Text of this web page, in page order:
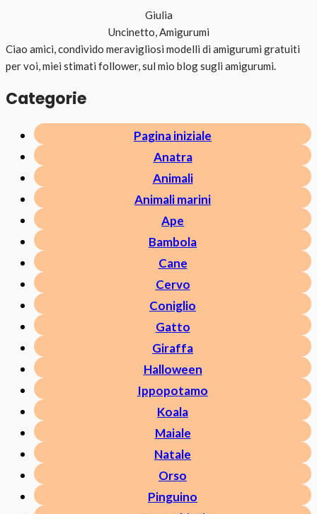
Giulia
Uncinetto, Amigurumi
Ciao amici, condivido meravigliosi modelli di amigurumi gratuiti
per voi, miei stimati follower, sul mio blog sugli amigurumi.
Categorie
Pagina iniziale
Anatra
Animali
Animali marini
Ape
Bambola
Cane
Cervo
Coniglio
Gatto
Giraffa
Halloween
Ippopotamo
Koala
Maiale
Natale
Orso
Pinguino